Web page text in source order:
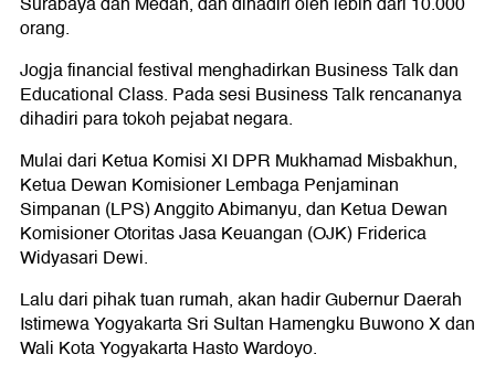
orang.
Jogja financial festival menghadirkan Business Talk dan
Educational Class. Pada sesi Business Talk rencananya
dihadiri para tokoh pejabat negara.
Mulai dari Ketua Komisi XI DPR Mukhamad Misbakhun,
Ketua Dewan Komisioner Lembaga Penjaminan
Simpanan (LPS) Anggito Abimanyu, dan Ketua Dewan
Komisioner Otoritas Jasa Keuangan (OJK) Friderica
Widyasari Dewi.
Lalu dari pihak tuan rumah, akan hadir Gubernur Daerah
Istimewa Yogyakarta Sri Sultan Hamengku Buwono X dan
Wali Kota Yogyakarta Hasto Wardoyo.